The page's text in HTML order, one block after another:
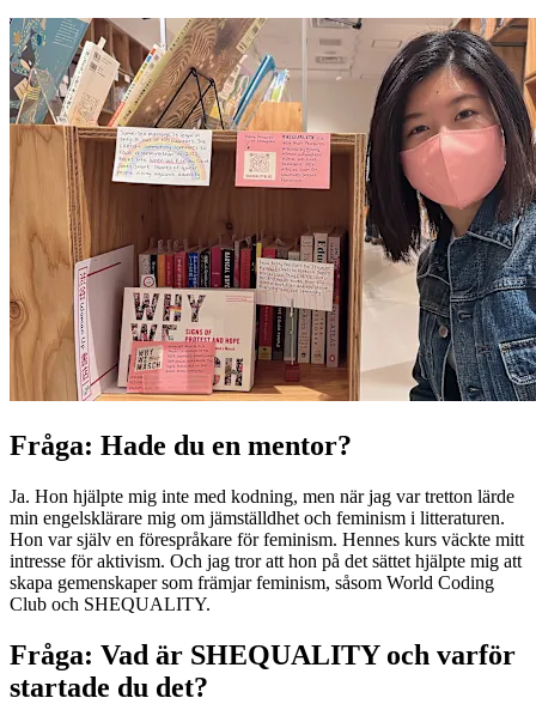
Fråga: Hade du en mentor?
Ja. Hon hjälpte mig inte med kodning, men när jag var tretton lärde
min engelsklärare mig om jämställdhet och feminism i litteraturen.
Hon var själv en förespråkare för feminism. Hennes kurs väckte mitt
intresse för aktivism. Och jag tror att hon på det sättet hjälpte mig att
skapa gemenskaper som främjar feminism, såsom World Coding
Club och SHEQUALITY.
Fråga: Vad är SHEQUALITY och varför
startade du det?